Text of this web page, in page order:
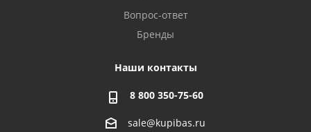
Вопрос-ответ
Бренды
Наши контакты
8 800 350-75-60
sale@kupibas.ru